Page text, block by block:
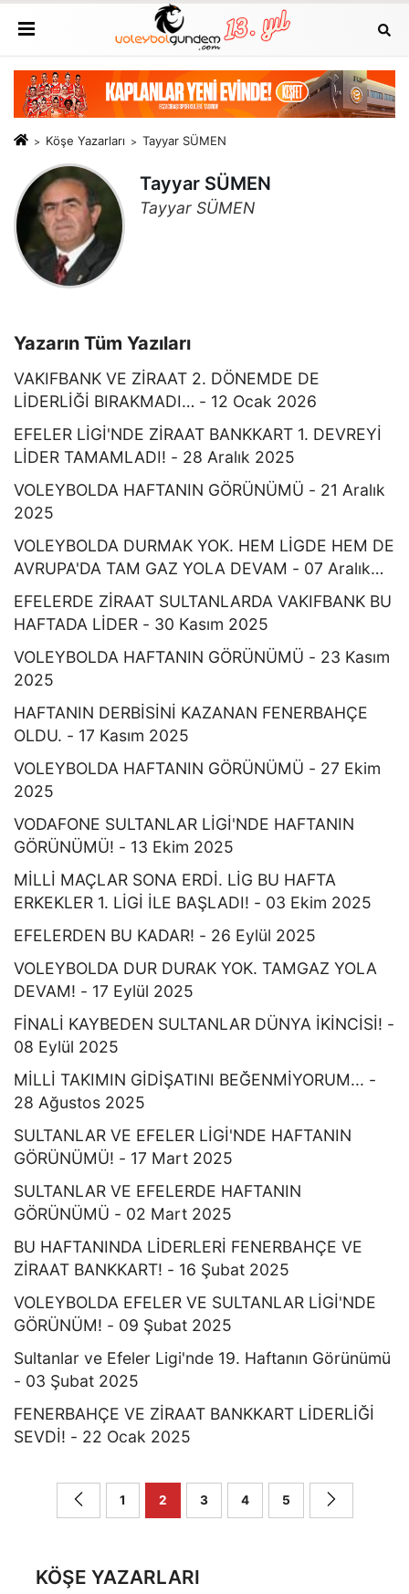
Köşe Yazarları Tayyar SÜMEN
Tayyar SÜMEN
Tayyar SÜMEN
Yazarın Tüm Yazıları
VAKIFBANK VE ZİRAAT 2. DÖNEMDE DE
LİDERLİĞİ BIRAKMADI… - 12 Ocak 2026
EFELER LİGİ'NDE ZİRAAT BANKKART 1. DEVREYİ
LİDER TAMAMLADI! - 28 Aralık 2025
VOLEYBOLDA HAFTANIN GÖRÜNÜMÜ - 21 Aralık
2025
VOLEYBOLDA DURMAK YOK. HEM LİGDE HEM DE
AVRUPA'DA TAM GAZ YOLA DEVAM - 07 Aralık
2025
EFELERDE ZİRAAT SULTANLARDA VAKIFBANK BU
HAFTADA LİDER - 30 Kasım 2025
VOLEYBOLDA HAFTANIN GÖRÜNÜMÜ - 23 Kasım
2025
HAFTANIN DERBİSİNİ KAZANAN FENERBAHÇE
OLDU. - 17 Kasım 2025
VOLEYBOLDA HAFTANIN GÖRÜNÜMÜ - 27 Ekim
2025
VODAFONE SULTANLAR LİGİ'NDE HAFTANIN
GÖRÜNÜMÜ! - 13 Ekim 2025
MİLLİ MAÇLAR SONA ERDİ. LİG BU HAFTA
ERKEKLER 1. LİGİ İLE BAŞLADI! - 03 Ekim 2025
EFELERDEN BU KADAR! - 26 Eylül 2025
VOLEYBOLDA DUR DURAK YOK. TAMGAZ YOLA
DEVAM! - 17 Eylül 2025
FİNALİ KAYBEDEN SULTANLAR DÜNYA İKİNCİSİ! -
08 Eylül 2025
MİLLİ TAKIMIN GİDİŞATINI BEĞENMİYORUM... -
28 Ağustos 2025
SULTANLAR VE EFELER LİGİ'NDE HAFTANIN
GÖRÜNÜMÜ! - 17 Mart 2025
SULTANLAR VE EFELERDE HAFTANIN
GÖRÜNÜMÜ - 02 Mart 2025
BU HAFTANINDA LİDERLERİ FENERBAHÇE VE
ZİRAAT BANKKART! - 16 Şubat 2025
VOLEYBOLDA EFELER VE SULTANLAR LİGİ'NDE
GÖRÜNÜM! - 09 Şubat 2025
Sultanlar ve Efeler Ligi'nde 19. Haftanın Görünümü
- 03 Şubat 2025
FENERBAHÇE VE ZİRAAT BANKKART LİDERLİĞİ
SEVDİ! - 22 Ocak 2025
1 2 3 4 5
KÖŞE YAZARLARI